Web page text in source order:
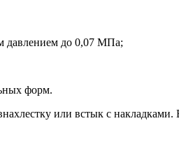
дав­лением до 0,07 МПа;
форм.
или встык с накладками.